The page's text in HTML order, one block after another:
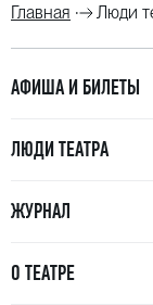
Главная Люди
АФИША И БИЛЕТЫ
ЛЮДИ ТЕАТРА
ЖУРНАЛ
О ТЕАТРЕ